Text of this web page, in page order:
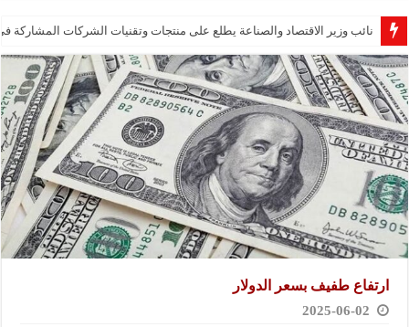
نائب وزير الاقتصاد والصناعة يطلع على منتجات وتقنيات الشركات المشاركة في
ارتفاع طفيف بسعر الدولار
2025-06-02